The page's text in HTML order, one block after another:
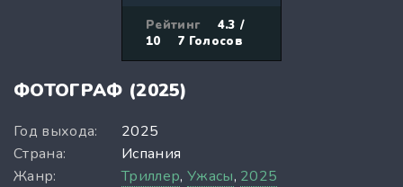
Рейтинг
4.3 /
10
7 Голосов
ФОТОГРАФ (2025)
Год выхода:
2025
Страна:
Испания
Жанр:
Триллер, Ужасы, 2025